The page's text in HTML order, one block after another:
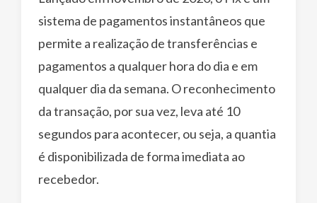
sistema de pagamentos instantâneos que
permite a realização de transferências e
pagamentos a qualquer hora do dia e em
qualquer dia da semana. O reconhecimento
da transação, por sua vez, leva até 10
segundos para acontecer, ou seja, a quantia
é disponibilizada de forma imediata ao
recebedor.